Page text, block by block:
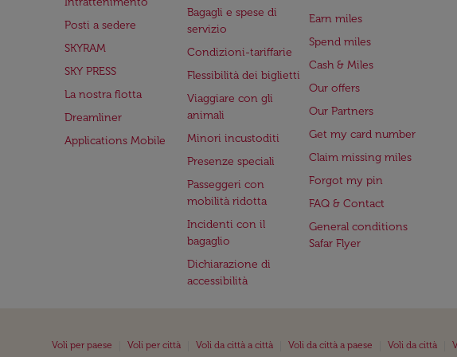
Posti a sedere
SKYRAM
SKY PRESS
La nostra flotta
Dreamliner
Applications Mobile
Bagagli e spese di
servizio
Condizioni-tariffarie
Flessibilità dei biglietti
Viaggiare con gli
animali
Minori incustoditi
Presenze speciali
Passeggeri con
mobilità ridotta
Incidenti con il
bagaglio
Dichiarazione di
accessibilità
Earn miles
Spend miles
Cash & Miles
Our offers
Our Partners
Get my card number
Claim missing miles
Forgot my pin
FAQ & Contact
General conditions
Safar Flyer
Voli per paese Voli per città Voli da città a città Voli da città a paese Voli da città